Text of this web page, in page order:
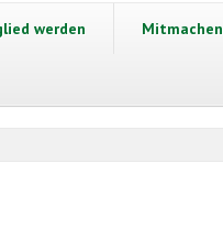
werden Mitmachen